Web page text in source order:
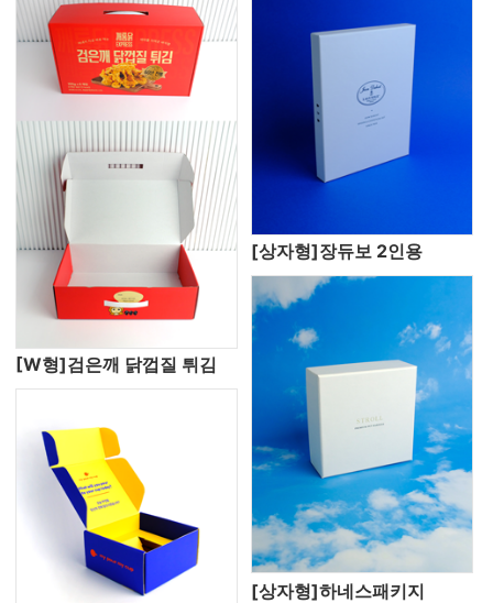
[W형]검은깨 닭껍질 튀김
[상자형]장듀보 2인용
[상자형]하네스패키지